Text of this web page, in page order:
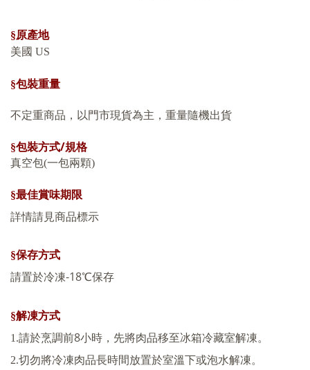
§原產地
美國 US
§包裝重量
不定重商品，以門市現貨為主，重量隨機出貨
§包裝方式/規格
真空包(一包兩顆)
§最佳賞味期限
詳情請見商品標示
§保存方式
請置於冷凍-18℃保存
§解凍方式
1.請於烹調前8小時，先將肉品移至冰箱冷藏室解凍。
2.切勿將冷凍肉品長時間放置於室溫下或泡水解凍。